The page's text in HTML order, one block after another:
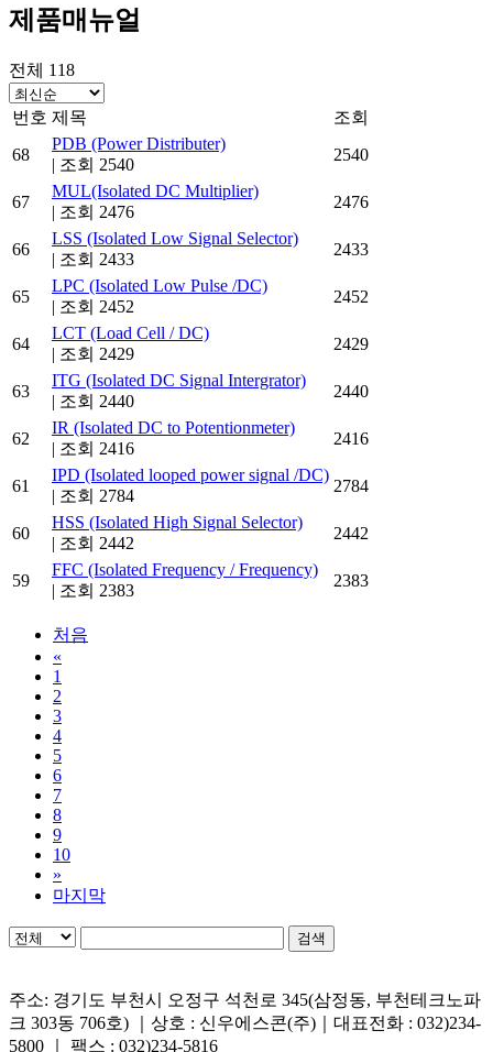
제품매뉴얼
전체 118
번호 제목
조회
68
PDB (Power Distributer)
| 조회 2540
2540
67
MUL(Isolated DC Multiplier)
| 조회 2476
2476
66
LSS (Isolated Low Signal Selector)
| 조회 2433
2433
65
LPC (Isolated Low Pulse /DC)
| 조회 2452
2452
64
LCT (Load Cell / DC)
| 조회 2429
2429
63
ITG (Isolated DC Signal Intergrator)
| 조회 2440
2440
62
IR (Isolated DC to Potentionmeter)
| 조회 2416
2416
61
IPD (Isolated looped power signal /DC)
| 조회 2784
2784
60
HSS (Isolated High Signal Selector)
| 조회 2442
2442
59
FFC (Isolated Frequency / Frequency)
| 조회 2383
2383
처음
«
1
2
3
4
5
6
7
8
9
10
»
마지막
검색
주소: 경기도 부천시 오정구 석천로 345(삼정동, 부천테크노파
크 303동 706호) ｜상호 : 신우에스콘(주)｜대표전화 : 032)234-
5800 ｜ 팩스 : 032)234-5816